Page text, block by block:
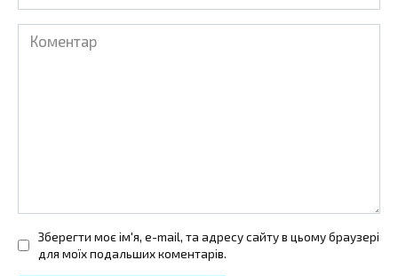
Коментар
Зберегти моє ім'я, e-mail, та адресу сайту в цьому браузері
для моїх подальших коментарів.